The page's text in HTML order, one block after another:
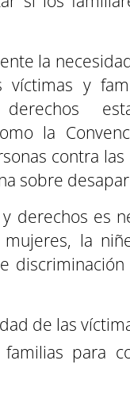
la
y
la
contra
sobre
derechos es
la
de las
para